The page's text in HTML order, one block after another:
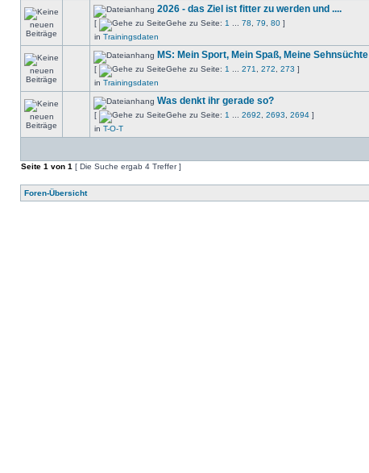
2026 - das Ziel ist fitter zu werden und ....
[ Gehe zu Seite: 1 78 79 80 ]
in Trainingsdaten
MS: Mein Sport, Mein Spaß, Meine Sehnsüchte
[ Gehe zu Seite: 1 271 272 273 ]
in Trainingsdaten
Was denkt ihr gerade so?
[ Gehe zu Seite: 1 2692 2693 2694 ]
in T-O-T
Seite 1 von 1 [ Die Suche ergab 4 Treffer ]
Foren-Übersicht